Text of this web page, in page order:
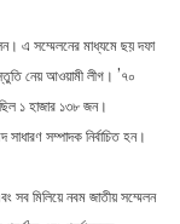
এ সম্মেলনের মাধ্যমে ছয় দফা
নেয় আওয়ামী লীগ। ’৭০
১ হাজার ১৩৮ জন।
সম্পাদক নির্বাচিত হন।
সব মিলিয়ে নবম জাতীয় সম্মেলন